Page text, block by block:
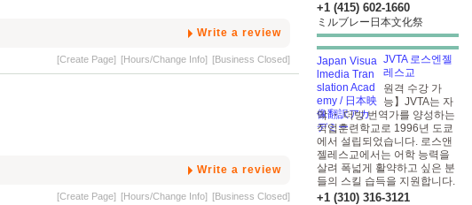
Write a review
[Create Page] [Hours/Change Info] [Business Closed]
Write a review
[Create Page] [Hours/Change Info] [Business Closed]
+1 (415) 602-1660
ミルブレー日本文化祭
JVTA 로스엔젤
레스교
원격 수강 가
능】JVTA는 자
막 ・ 더빙 번역가를 양성하는
직업훈련학교로 1996년 도쿄
에서 설립되었습니다. 로스앤
젤레스교에서는 어학 능력을
살려 폭넓게 활약하고 싶은 분
들의 스킬 습득을 지원합니다.
+1 (310) 316-3121